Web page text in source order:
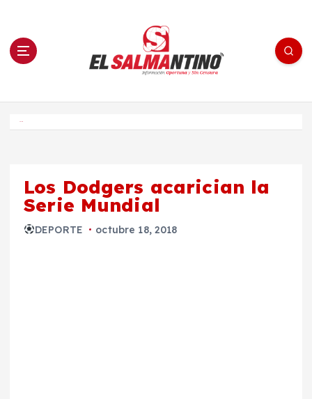
n El Salmantino - medios/noticias/editorial
Los Dodgers acarician la
Serie Mundial
DEPORTE octubre 18, 2018